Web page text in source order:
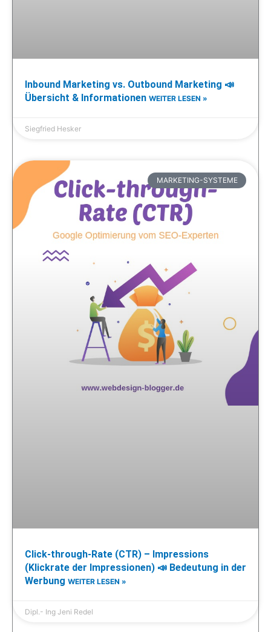
Inbound Marketing vs. Outbound Marketing 📣
Übersicht & Informationen WEITER LESEN »
Siegfried Hesker
MARKETING-SYSTEME
Click-through-Rate (CTR) – Impressions
(Klickrate der Impressionen) 📣 Bedeutung in der
Werbung WEITER LESEN »
Dipl.- Ing Jeni Redel